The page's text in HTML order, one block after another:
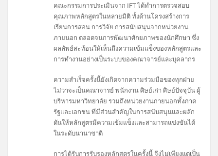
คณะกรรมการประเมินจาก IFT ได้ทำการตรวจสอบ
คุณภาพหลักสูตรในหลายมิติ ทั้งด้านโครงสร้างการ
เรียนการสอน การวิจัย การสนับสนุนจากหน่วยงาน
ภายนอก ตลอดจนการพัฒนาศักยภาพของนักศึกษา ซึ่ง
ผลลัพธ์สะท้อนให้เห็นถึงความเข้มแข็งของหลักสูตรและ
การทำงานอย่างเป็นระบบของคณาจารย์และบุคลากร
ความสำเร็จครั้งนี้ยังเกิดจากความร่วมมือของทุกฝ่าย
ไม่ว่าจะเป็นคณาจารย์ พนักงาน ศิษย์เก่า ศิษย์ปัจจุบัน ผู้
บริหารมหาวิทยาลัย รวมถึงหน่วยงานภายนอกทั้งภาค
รัฐและเอกชน ที่มีส่วนสำคัญในการสนับสนุนและผลัก
ดันให้หลักสูตรมีความเข้มแข็งและสามารถแข่งขันได้
ในระดับนานาชาติ
การได้รับการรับรองหลักสูตรในครั้งนี้ จึงไม่เพียงแต่เป็น